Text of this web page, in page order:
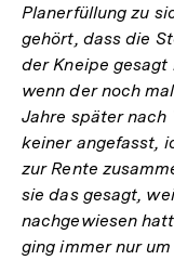
Planerfüllung zu
gehört, dass die
der Kneipe gesagt
wenn der noch
Jahre später nach
keiner angefasst,
zur Rente
sie das gesagt,
nachgewiesen
ging immer nur